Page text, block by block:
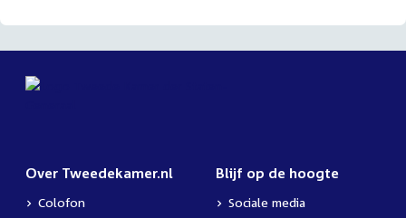
Over Tweedekamer.nl
Colofon
Blijf op de hoogte
Sociale media